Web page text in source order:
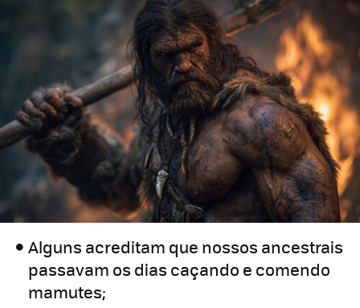
Alguns acreditam que nossos ancestrais
passavam os dias caçando e comendo
mamutes;